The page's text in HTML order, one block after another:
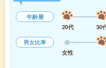
年齢層
20代
30
男女比率
女性